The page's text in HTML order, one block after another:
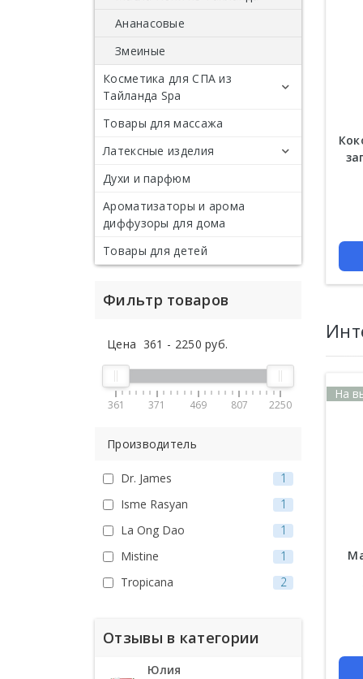
Лекарство и таблетки
от подагры
Препараты для
суставов
Лекарства и таблетки от
сахарного диабета
Капсулы для кишечника
Пробиотики и
пребиотики
Слабительное
Таблетки от паразитов
и глистов
Лекарства для желудка,
гепатопротекторы
Таблетки от цистита
Ананасовые
Змеиные
Косметика для СПА из
Тайланда Spa
SPA косметика
СПА масла
Товары для массажа
Латексные изделия
Подушки из латекса
Детские подушки из
латекса
Латексные подушки
Patex
Одеяла из латекса
Латексные матрасы
Patex матрасы
Духи и парфюм
Ароматизаторы и арома
диффузоры для дома
Товары для детей
Фильтр товаров
Цена 361 - 2250 руб.
361 371 469 807 2250
Производитель
Dr. James
1
Isme Rasyan
1
La Ong Dao
1
Mistine
1
Tropicana
2
Отзывы в категории
Юлия
На